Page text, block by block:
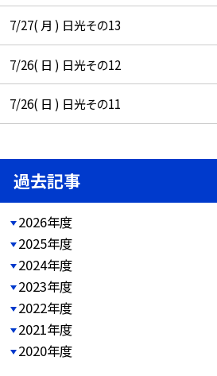
7/27( 月 ) 日光その13
7/26( 日 ) 日光その12
7/26( 日 ) 日光その11
過去記事
2026年度
2025年度
2024年度
2023年度
2022年度
2021年度
2020年度